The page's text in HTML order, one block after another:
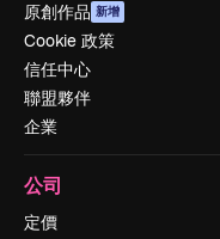
原創作品 新增
Cookie 政策
信任中心
聯盟夥伴
企業
公司
定價